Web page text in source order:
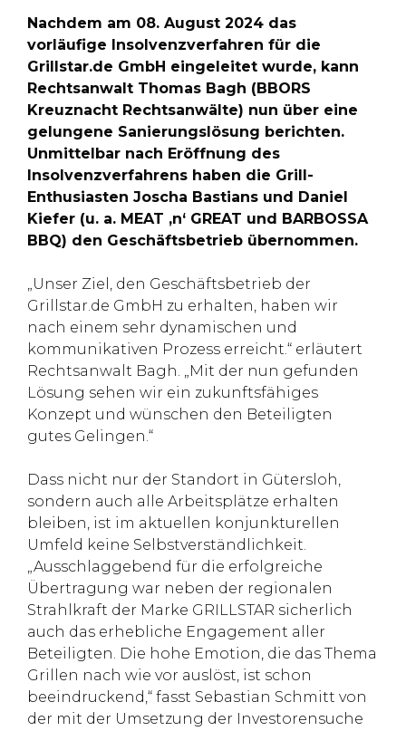
Nachdem am 08. August 2024 das
vorläufige Insolvenzverfahren für die
Grillstar.de GmbH eingeleitet wurde, kann
Rechtsanwalt Thomas Bagh (BBORS
Kreuznacht Rechtsanwälte) nun über eine
gelungene Sanierungslösung berichten.
Unmittelbar nach Eröffnung des
Insolvenzverfahrens haben die Grill-
Enthusiasten Joscha Bastians und Daniel
Kiefer (u. a. MEAT ‚n‘ GREAT und BARBOSSA
BBQ) den Geschäftsbetrieb übernommen.
„Unser Ziel, den Geschäftsbetrieb der
Grillstar.de GmbH zu erhalten, haben wir
nach einem sehr dynamischen und
kommunikativen Prozess erreicht.“ erläutert
Rechtsanwalt Bagh. „Mit der nun gefunden
Lösung sehen wir ein zukunftsfähiges
Konzept und wünschen den Beteiligten
gutes Gelingen.“
Dass nicht nur der Standort in Gütersloh,
sondern auch alle Arbeitsplätze erhalten
bleiben, ist im aktuellen konjunkturellen
Umfeld keine Selbstverständlichkeit.
„Ausschlaggebend für die erfolgreiche
Übertragung war neben der regionalen
Strahlkraft der Marke GRILLSTAR sicherlich
auch das erhebliche Engagement aller
Beteiligten. Die hohe Emotion, die das Thema
Grillen nach wie vor auslöst, ist schon
beeindruckend,“ fasst Sebastian Schmitt von
der mit der Umsetzung der Investorensuche